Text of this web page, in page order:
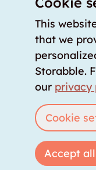
Press coverage
How to calculate
How much does a
For storage
Login List
Copyright © 2026
This
that we
Storabble.
our privacy
Cookie
Accept